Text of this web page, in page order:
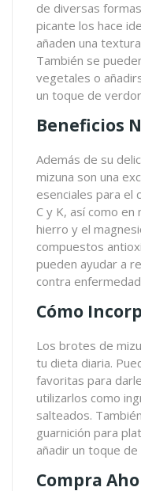
de diversas
picante los hace
añaden una
También se
vegetales o
un toque de
Beneficios
Además de su
mizuna son una
esenciales para el
C y K, así como en
hierro y el
compuestos
pueden ayudar a
contra
Cómo
Los brotes de
tu dieta diaria.
favoritas para
utilizarlos como
salteados.
guarnición para
añadir un toque
Compra